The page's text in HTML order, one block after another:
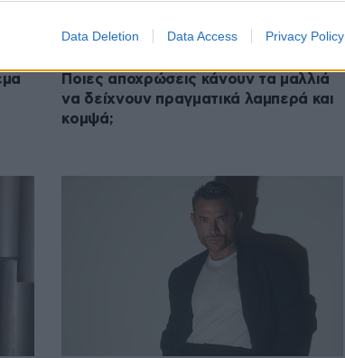
Data Deletion Data Access Privacy Policy
Ποιες αποχρώσεις κάνουν τα μαλλιά
να δείχνουν πραγματικά λαμπερά και
κομψά;